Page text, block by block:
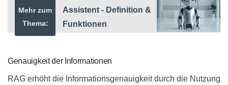
Mehr zum
Thema:
Assistent - Definition &
Funktionen
Genauigkeit der Informationen
RAG erhöht die Informationsgenauigkeit durch die Nutzung